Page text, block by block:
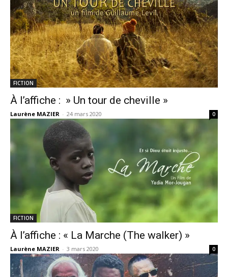
FICTION
À l’affiche : » Un tour de cheville »
Laurène MAZIER - 24 mars 2020 0
FICTION
À l’affiche : « La Marche (The walker) »
Laurène MAZIER - 3 mars 2020 0